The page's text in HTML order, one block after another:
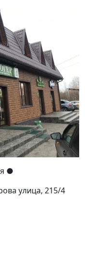
●
улица, 215/4